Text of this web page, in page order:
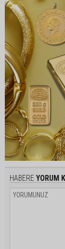
HABERE YORUM